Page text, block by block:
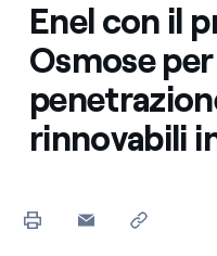
Enel con il
Osmose
rinnovabili